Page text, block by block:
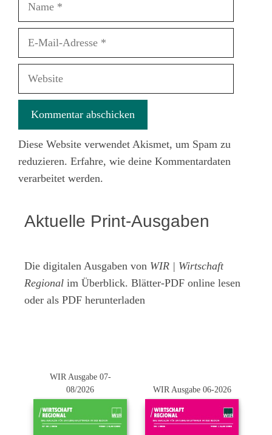
Diese Website verwendet Akismet, um Spam zu
reduzieren. Erfahre, wie deine Kommentardaten
verarbeitet werden.
Aktuelle Print-Ausgaben
Die digitalen Ausgaben von WIR | Wirtschaft
Regional im Überblick. Blätter-PDF online lesen
oder als PDF herunterladen
WIR Ausgabe 07-
08/2026
WIR Ausgabe 06-2026